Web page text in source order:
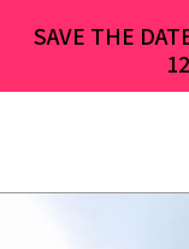
SAVE THE